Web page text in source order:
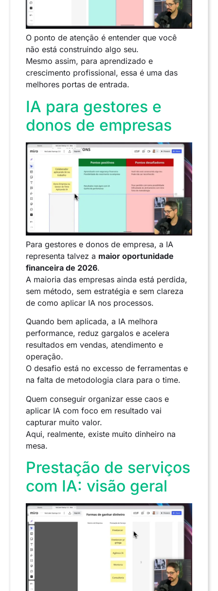
O ponto de atenção é entender que você
não está construindo algo seu.
Mesmo assim, para aprendizado e
crescimento profissional, essa é uma das
melhores portas de entrada.
IA para gestores e
donos de empresas
Para gestores e donos de empresa, a IA
representa talvez a maior oportunidade
financeira de 2026.
A maioria das empresas ainda está perdida,
sem método, sem estratégia e sem clareza
de como aplicar IA nos processos.
Quando bem aplicada, a IA melhora
performance, reduz gargalos e acelera
resultados em vendas, atendimento e
operação.
O desafio está no excesso de ferramentas e
na falta de metodologia clara para o time.
Quem conseguir organizar esse caos e
aplicar IA com foco em resultado vai
capturar muito valor.
Aqui, realmente, existe muito dinheiro na
mesa.
Prestação de serviços
com IA: visão geral